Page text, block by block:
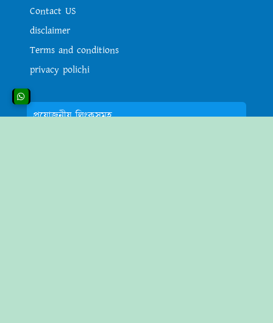
Contact US
disclaimer
Terms and conditions
privacy polichi
প্রয়োজনীয় লিংকসমূহ